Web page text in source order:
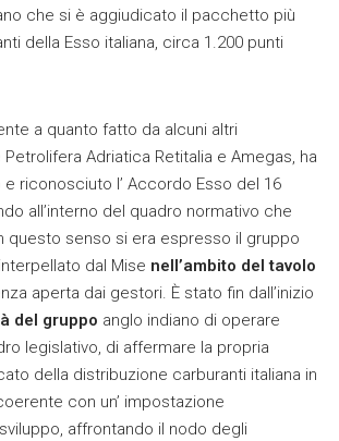
che si è aggiudicato il pacchetto più
della Esso italiana, circa 1.200 punti
a quanto fatto da alcuni altri
Adriatica Retitalia e Amegas, ha
riconosciuto l’ Accordo Esso del 16
all’interno del quadro normativo che
questo senso si era espresso il gruppo
dal Mise nell’ambito del tavolo
aperta dai gestori. È stato fin dall’inizio
del gruppo anglo indiano di operare
legislativo, di affermare la propria
della distribuzione carburanti italiana in
con un’ impostazione
affrontando il nodo degli